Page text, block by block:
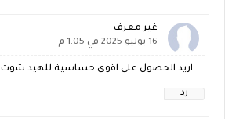
غير معرف
16 يوليو 2025 في 1:05 م
اريد الحصول على اقوى حساسية للهيد شوت
رد